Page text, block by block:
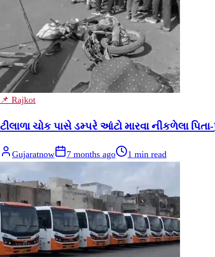
📌 Rajkot
ટીલાળા ચોક પાસે ડમ્પરે આંટો મારવા નીકળેલા
Gujaratnow 7 months ago 1 min read